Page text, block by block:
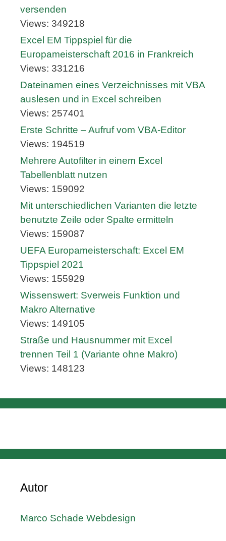
versenden
Views: 349218
Excel EM Tippspiel für die
Europameisterschaft 2016 in Frankreich
Views: 331216
Dateinamen eines Verzeichnisses mit VBA
auslesen und in Excel schreiben
Views: 257401
Erste Schritte – Aufruf vom VBA-Editor
Views: 194519
Mehrere Autofilter in einem Excel
Tabellenblatt nutzen
Views: 159092
Mit unterschiedlichen Varianten die letzte
benutzte Zeile oder Spalte ermitteln
Views: 159087
UEFA Europameisterschaft: Excel EM
Tippspiel 2021
Views: 155929
Wissenswert: Sverweis Funktion und
Makro Alternative
Views: 149105
Straße und Hausnummer mit Excel
trennen Teil 1 (Variante ohne Makro)
Views: 148123
Autor
Marco Schade Webdesign